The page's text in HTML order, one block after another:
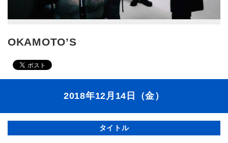
OKAMOTO’S
2018年12月14日（金）
タイトル